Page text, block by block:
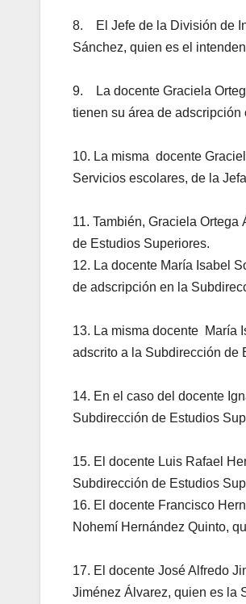
8. El Jefe de la División de
Sánchez, quien es el
9. La docente Graciela
tienen su área de
10. La misma docente
Servicios escolares, de la
11. También, Graciela
de Estudios Superiores.
12. La docente María Isabel
de adscripción en la
13. La misma docente María
adscrito a la Subdirección de
14. En el caso del docente
Subdirección de Estudios
15. El docente Luis Rafael
Subdirección de Estudios
16. El docente Francisco
Nohemí Hernández Quinto,
17. El docente José Alfredo
Jiménez Álvarez, quien es la